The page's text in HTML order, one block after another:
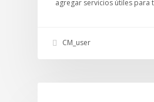
agregar servicios útiles para
CM_user